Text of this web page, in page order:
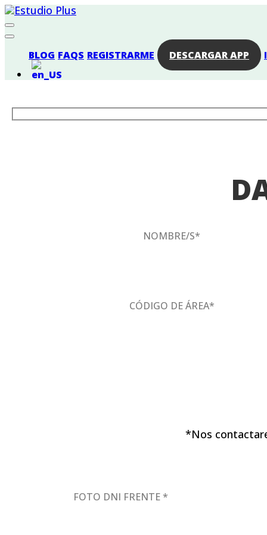
BLOG FAQS REGISTRARME DESCARGAR APP
NOMBRE/S*
CÓDIGO DE ÁREA*
*Nos
FOTO DNI FRENTE *